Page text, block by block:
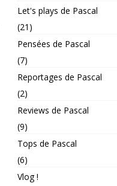
Let's plays de Pascal
(21)
Pensées de Pascal
(7)
Reportages de Pascal
(2)
Reviews de Pascal
(9)
Tops de Pascal
(6)
Vlog !